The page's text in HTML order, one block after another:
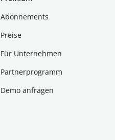
Abon­ne­ments
Preise
Für Unternehmen
Partnerprogramm
Demo anfragen